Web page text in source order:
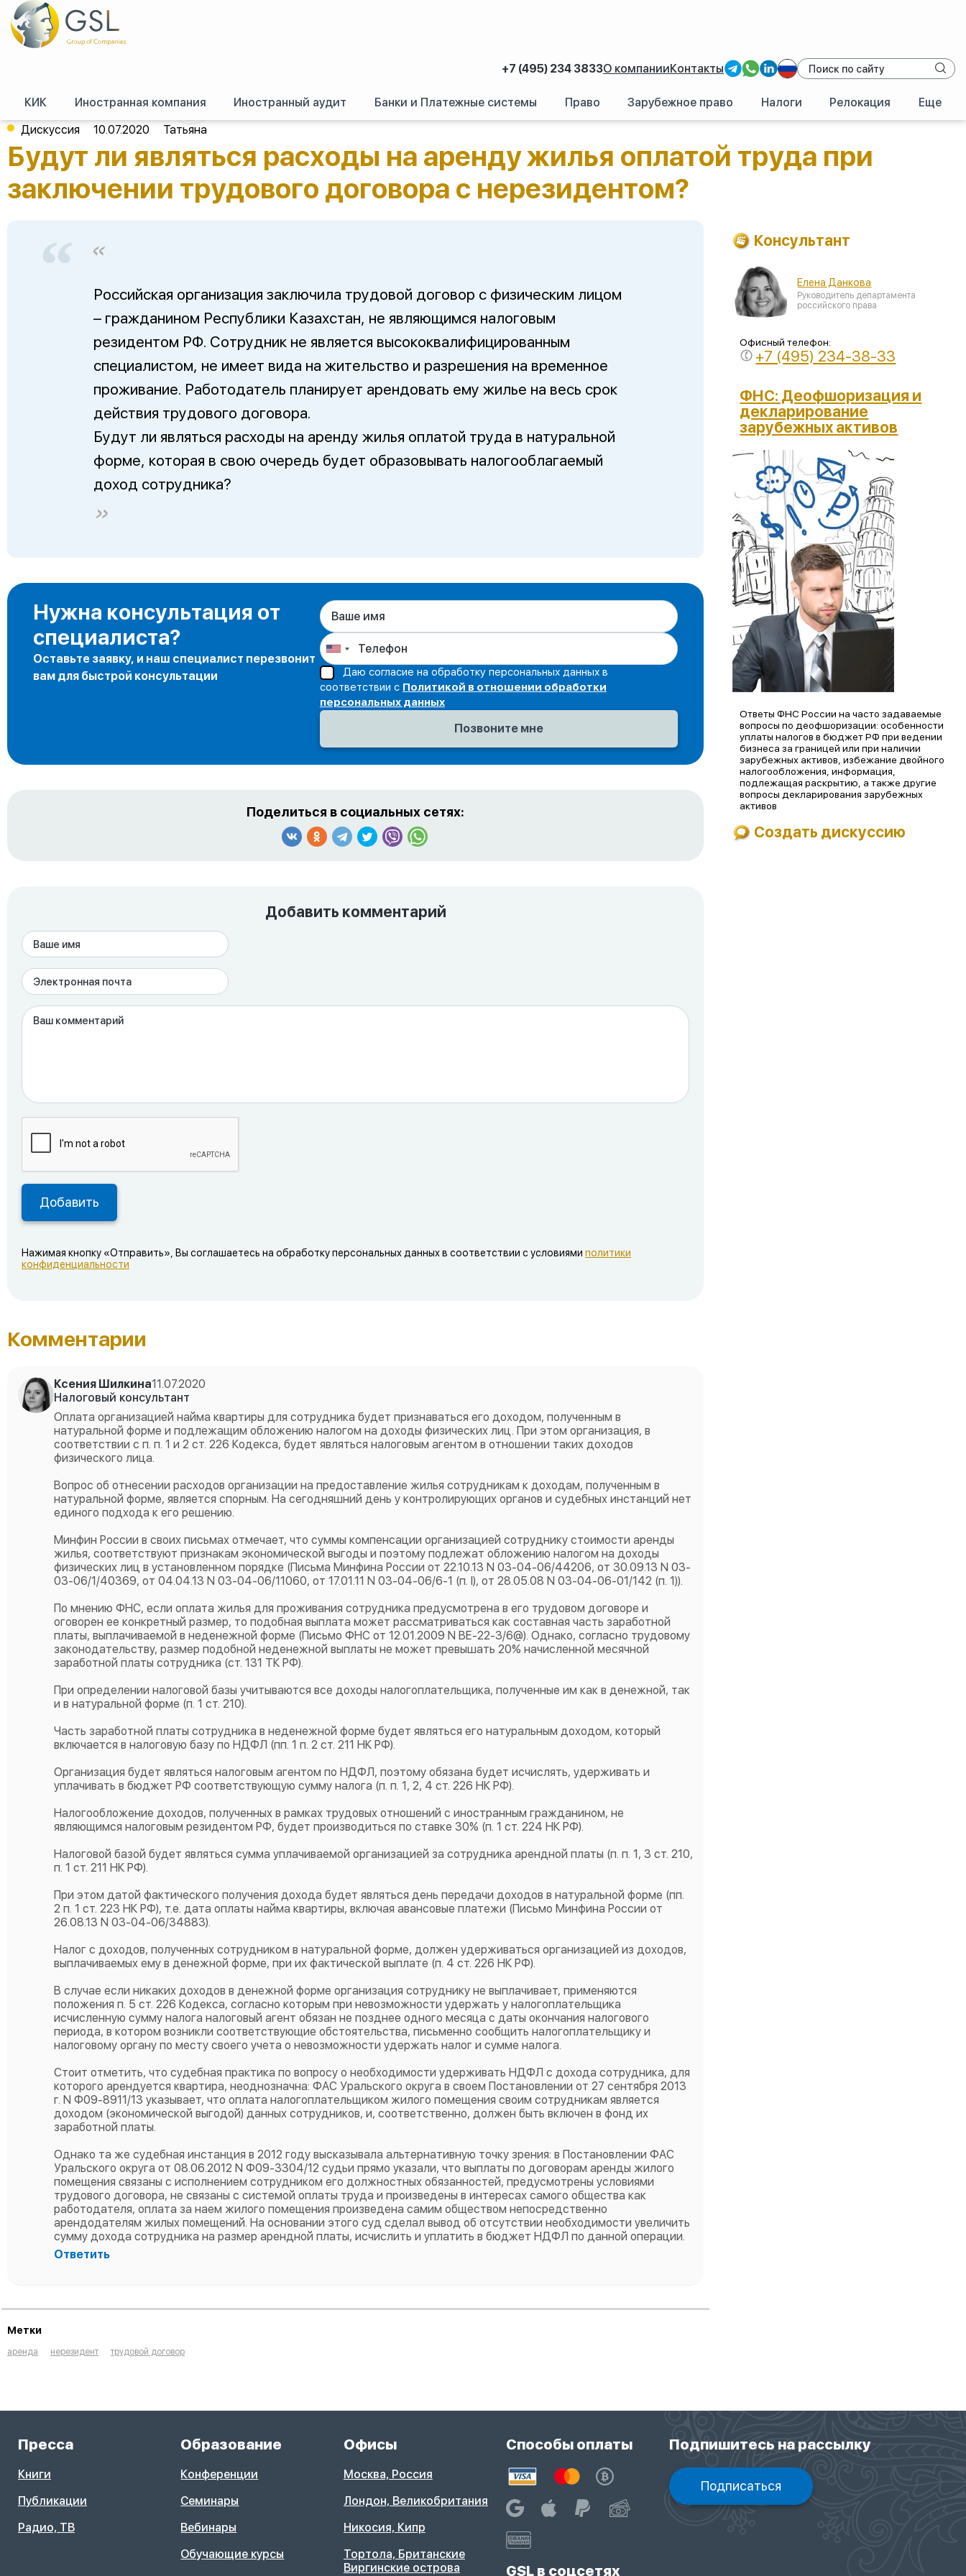
+7 (495) 234 3833О компанииКонтакты
КИК Иностранная компания Иностранный аудит Банки и Платежные системы Право Зарубежное право Налоги Релокация Еще
GSL/Форум (российское право) /Трудовое право Будут ли являться расходы на аренду жилья оплатой труда при заключении трудового договора с нерезидентом?
Дискуссия 10.07.2020 Татьяна
Будут ли являться расходы на аренду жилья оплатой труда при
заключении трудового договора с нерезидентом?
Российская организация заключила трудовой договор с физическим лицом
– гражданином Республики Казахстан, не являющимся налоговым
резидентом РФ. Сотрудник не является высококвалифицированным
специалистом, не имеет вида на жительство и разрешения на временное
проживание. Работодатель планирует арендовать ему жилье на весь срок
действия трудового договора.
Будут ли являться расходы на аренду жилья оплатой труда в натуральной
форме, которая в свою очередь будет образовывать налогооблагаемый
доход сотрудника?
Нужна консультация от
специалиста?
Оставьте заявку, и наш специалист перезвонит
вам для быстрой консультации
Даю согласие на обработку персональных данных в
соответствии с Политикой в отношении обработки
персональных данных
Поделиться в социальных сетях:
Добавить комментарий
Нажимая кнопку «Отправить», Вы соглашаетесь на обработку персональных данных в соответствии с условиями политики
конфиденциальности
Комментарии
Ксения Шилкина11.07.2020
Налоговый консультант
Оплата организацией найма квартиры для сотрудника будет признаваться его доходом, полученным в
натуральной форме и подлежащим обложению налогом на доходы физических лиц. При этом организация, в
соответствии с п. п. 1 и 2 ст. 226 Кодекса, будет являться налоговым агентом в отношении таких доходов
физического лица.
Вопрос об отнесении расходов организации на предоставление жилья сотрудникам к доходам, полученным в
натуральной форме, является спорным. На сегодняшний день у контролирующих органов и судебных инстанций нет
единого подхода к его решению.
Минфин России в своих письмах отмечает, что суммы компенсации организацией сотруднику стоимости аренды
жилья, соответствуют признакам экономической выгоды и поэтому подлежат обложению налогом на доходы
физических лиц в установленном порядке (Письма Минфина России от 22.10.13 N 03-04-06/44206, от 30.09.13 N 03-
03-06/1/40369, от 04.04.13 N 03-04-06/11060, от 17.01.11 N 03-04-06/6-1 (п. I), от 28.05.08 N 03-04-06-01/142 (п. 1)).
По мнению ФНС, если оплата жилья для проживания сотрудника предусмотрена в его трудовом договоре и
оговорен ее конкретный размер, то подобная выплата может рассматриваться как составная часть заработной
платы, выплачиваемой в неденежной форме (Письмо ФНС от 12.01.2009 N ВЕ-22-3/6@). Однако, согласно трудовому
законодательству, размер подобной неденежной выплаты не может превышать 20% начисленной месячной
заработной платы сотрудника (ст. 131 ТК РФ).
При определении налоговой базы учитываются все доходы налогоплательщика, полученные им как в денежной, так
и в натуральной форме (п. 1 ст. 210).
Часть заработной платы сотрудника в неденежной форме будет являться его натуральным доходом, который
включается в налоговую базу по НДФЛ (пп. 1 п. 2 ст. 211 НК РФ).
Организация будет являться налоговым агентом по НДФЛ, поэтому обязана будет исчислять, удерживать и
уплачивать в бюджет РФ соответствующую сумму налога (п. п. 1, 2, 4 ст. 226 НК РФ).
Налогообложение доходов, полученных в рамках трудовых отношений с иностранным гражданином, не
являющимся налоговым резидентом РФ, будет производиться по ставке 30% (п. 1 ст. 224 НК РФ).
Налоговой базой будет являться сумма уплачиваемой организацией за сотрудника арендной платы (п. п. 1, 3 ст. 210,
п. 1 ст. 211 НК РФ).
При этом датой фактического получения дохода будет являться день передачи доходов в натуральной форме (пп.
2 п. 1 ст. 223 НК РФ), т.е. дата оплаты найма квартиры, включая авансовые платежи (Письмо Минфина России от
26.08.13 N 03-04-06/34883).
Налог с доходов, полученных сотрудником в натуральной форме, должен удерживаться организацией из доходов,
выплачиваемых ему в денежной форме, при их фактической выплате (п. 4 ст. 226 НК РФ).
В случае если никаких доходов в денежной форме организация сотруднику не выплачивает, применяются
положения п. 5 ст. 226 Кодекса, согласно которым при невозможности удержать у налогоплательщика
исчисленную сумму налога налоговый агент обязан не позднее одного месяца с даты окончания налогового
периода, в котором возникли соответствующие обстоятельства, письменно сообщить налогоплательщику и
налоговому органу по месту своего учета о невозможности удержать налог и сумме налога.
Стоит отметить, что судебная практика по вопросу о необходимости удерживать НДФЛ с дохода сотрудника, для
которого арендуется квартира, неоднозначна: ФАС Уральского округа в своем Постановлении от 27 сентября 2013
г. N Ф09-8911/13 указывает, что оплата налогоплательщиком жилого помещения своим сотрудникам является
доходом (экономической выгодой) данных сотрудников, и, соответственно, должен быть включен в фонд их
заработной платы.
Однако та же судебная инстанция в 2012 году высказывала альтернативную точку зрения: в Постановлении ФАС
Уральского округа от 08.06.2012 N Ф09-3304/12 судьи прямо указали, что выплаты по договорам аренды жилого
помещения связаны с исполнением сотрудником его должностных обязанностей, предусмотрены условиями
трудового договора, не связаны с системой оплаты труда и произведены в интересах самого общества как
работодателя, оплата за наем жилого помещения произведена самим обществом непосредственно
арендодателям жилых помещений. На основании этого суд сделал вывод об отсутствии необходимости увеличить
сумму дохода сотрудника на размер арендной платы, исчислить и уплатить в бюджет НДФЛ по данной операции.
Ответить
Метки
аренда нерезидент трудовой договор
Консультант
Елена Данкова
Руководитель департамента
российского права
Офисный телефон:
+7 (495) 234-38-33
ФНС: Деофшоризация и
декларирование
зарубежных активов
Ответы ФНС России на часто задаваемые
вопросы по деофшоризации: особенности
уплаты налогов в бюджет РФ при ведении
бизнеса за границей или при наличии
зарубежных активов, избежание двойного
налогообложения, информация,
подлежащая раскрытию, а также другие
вопросы декларирования зарубежных
активов
Создать дискуссию
Пресса
Книги
Публикации
Радио, ТВ
Образование
Конференции
Семинары
Вебинары
Обучающие курсы
Офисы
Москва, Россия
Лондон, Великобритания
Никосия, Кипр
Тортола, Британские
Виргинские острова
Способы оплаты
GSL в соцсетях
Подпишитесь на рассылку
Подписаться